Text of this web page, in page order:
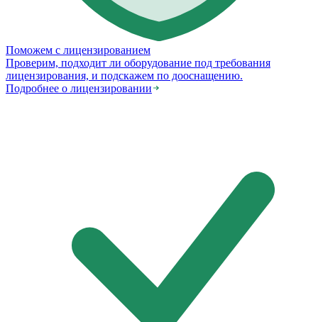
Поможем с лицензированием
Проверим, подходит ли оборудование под требования
лицензирования, и подскажем по дооснащению.
Подробнее о лицензировании